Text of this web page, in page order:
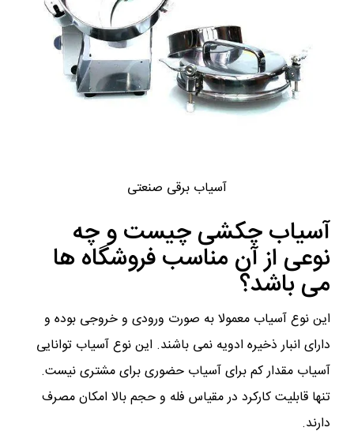
آسیاب برقی صنعتی
آسیاب چکشی چیست و چه
نوعی از آن مناسب فروشگاه ها
می باشد؟
این نوع آسیاب معمولا به صورت ورودی و خروجی بوده و
دارای انبار ذخیره ادویه نمی باشند. این نوع آسیاب توانایی
آسیاب مقدار کم برای آسیاب حضوری برای مشتری نیست.
تنها قابلیت کارکرد در مقیاس فله و حجم بالا امکان مصرف
دارند.